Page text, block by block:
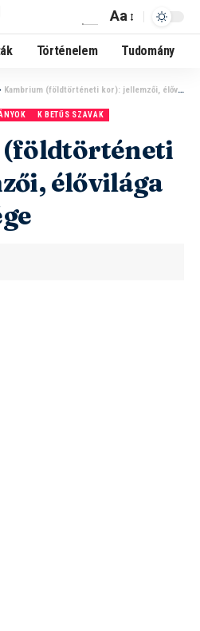
Aa
Történelem Tudomány
Kambrium (földtörténeti kor): jellemzői, élővilága és jelentősége
K BETŰS SZAVAK
élővilága